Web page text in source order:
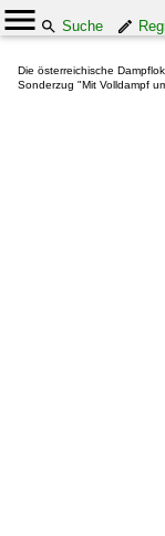
Suche
Die österreichische
Sonderzug "Mit Volldampf